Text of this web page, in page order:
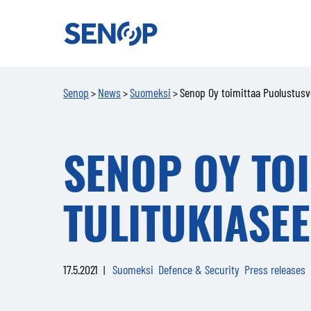
Senop
Senop > News>Suomeksi >Senop Oy toimittaa
SENOP OY
17.5.2021 | Suomeksi Defence & Security Press releases